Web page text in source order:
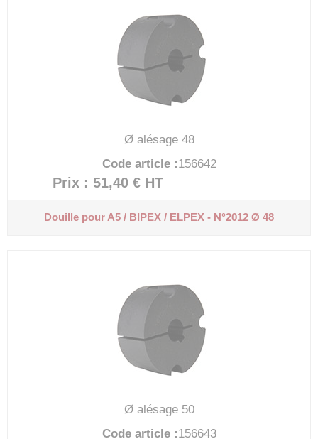
Ø alésage 48
Code article :156642
Prix : 51,40 € HT
Douille pour A5 / BIPEX / ELPEX - N°2012 Ø 48
Ø alésage 50
Code article :156643